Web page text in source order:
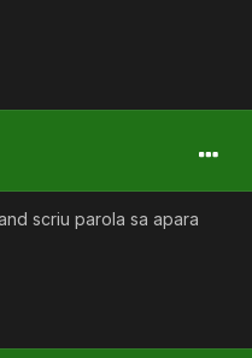
scriu parola sa apara